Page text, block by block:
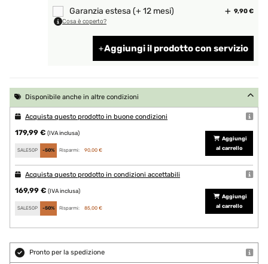
Garanzia estesa (+ 12 mesi) 9,90 €
Cosa è coperto?
Aggiungi il prodotto con servizio
Disponibile anche in altre condizioni
Acquista questo prodotto in buone condizioni
179,99 € (IVA inclusa)
SALE50P -50% Risparmi: 90,00 €
Aggiungi
al carrello
Acquista questo prodotto in condizioni accettabili
169,99 € (IVA inclusa)
SALE50P -50% Risparmi: 85,00 €
Aggiungi
al carrello
Pronto per la spedizione